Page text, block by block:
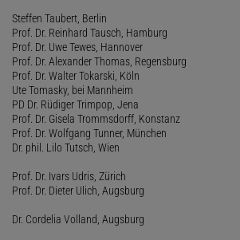
Steffen Taubert, Berlin
Prof. Dr. Reinhard Tausch, Hamburg
Prof. Dr. Uwe Tewes, Hannover
Prof. Dr. Alexander Thomas, Regensburg
Prof. Dr. Walter Tokarski, Köln
Ute Tomasky, bei Mannheim
PD Dr. Rüdiger Trimpop, Jena
Prof. Dr. Gisela Trommsdorff, Konstanz
Prof. Dr. Wolfgang Tunner, München
Dr. phil. Lilo Tutsch, Wien
Prof. Dr. Ivars Udris, Zürich
Prof. Dr. Dieter Ulich, Augsburg
Dr. Cordelia Volland, Augsburg